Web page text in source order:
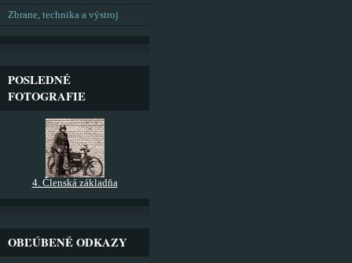
Zbrane, technika a výstroj
POSLEDNÉ
FOTOGRAFIE
4. Členská základňa
OBĽÚBENÉ ODKAZY